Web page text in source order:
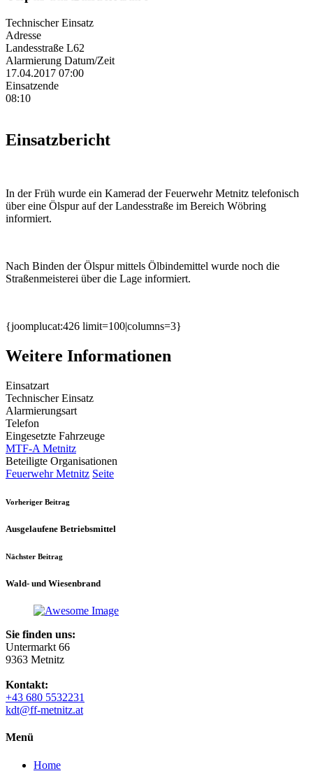
Technischer Einsatz
Adresse
Landesstraße L62
Alarmierung Datum/Zeit
17.04.2017 07:00
Einsatzende
08:10
Einsatzbericht
In der Früh wurde ein Kamerad der Feuerwehr Metnitz telefonisch
über eine Ölspur auf der Landesstraße im Bereich Wöbring
informiert.
Nach Binden der Ölspur mittels Ölbindemittel wurde noch die
Straßenmeisterei über die Lage informiert.
{joomplucat:426 limit=100|columns=3}
Weitere Informationen
Einsatzart
Technischer Einsatz
Alarmierungsart
Telefon
Eingesetzte Fahrzeuge
MTF-A Metnitz
Beteiligte Organisationen
Feuerwehr Metnitz Seite
Vorheriger Beitrag
Ausgelaufene Betriebsmittel
Nächster Beitrag
Wald- und Wiesenbrand
Sie finden uns:
Untermarkt 66
9363 Metnitz
Kontakt:
+43 680 5532231
kdt@ff-metnitz.at
Menü
Home